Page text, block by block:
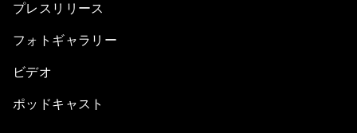
プレスリリース
フォトギャラリー
ビデオ
ポッドキャスト